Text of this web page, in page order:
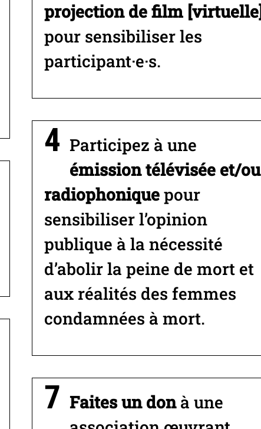
projection de film [virtuelle]
pour sensibiliser les
participant·e·s.
Participez à une
émission télévisée et/ou
radiophoniquepour
sensibiliser l’opinion
publique à la nécessité
d’abolir la peine de mort et
aux réalités des femmes
condamnées à mort.
Faites un donà une